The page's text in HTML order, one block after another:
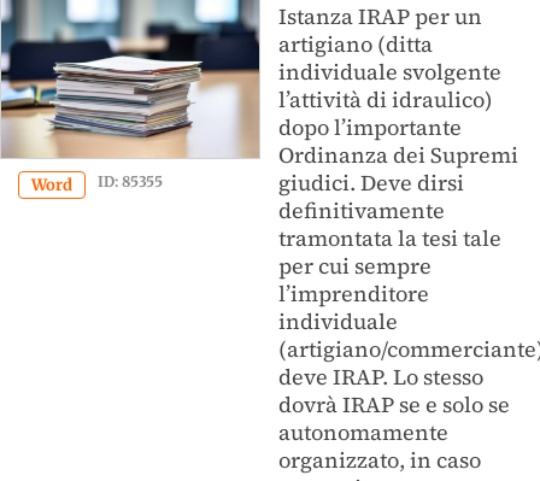
Word ID: 85355
Istanza IRAP per un
artigiano (ditta
individuale svolgente
l’attività di idraulico)
dopo l’importante
Ordinanza dei Supremi
giudici. Deve dirsi
definitivamente
tramontata la tesi tale
per cui sempre
l’imprenditore
individuale
(artigiano/
deve IRAP. Lo stesso
dovrà IRAP se e solo se
autonomamente
organizzato, in caso